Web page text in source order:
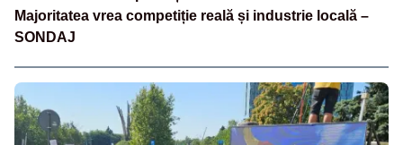
Majoritatea vrea competiție reală și industrie locală –
SONDAJ